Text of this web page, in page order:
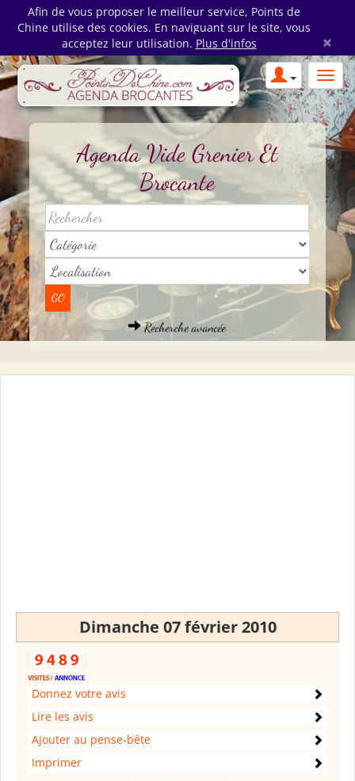
Afin de vous proposer le meilleur service, Points de
Chine utilise des cookies. En naviguant sur le site, vous
acceptez leur utilisation. Plus d'infos ×
Agenda Vide Grenier Et
Brocante
Recherche avancée
Dimanche 07 février 2010
Donnez votre avis
Lire les avis
Ajouter au pense-bête
Imprimer